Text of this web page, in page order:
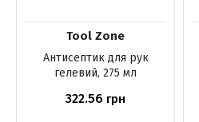
Tool Zone
Антисептик для рук
гелевий, 275 мл
322.56 грн